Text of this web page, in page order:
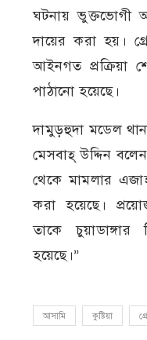
ঘটনায় ভুক্তভোগী
দায়ের করা হয়।
আইনগত প্রক্রিয়া
পাঠানো হয়েছে।
দামুড়হুদা মডেল
মেসবাহ্ উদ্দিন
থেকে মামলার
করা হয়েছে।
তাকে
হয়েছে।”
আসামি কুষ্টিয়া